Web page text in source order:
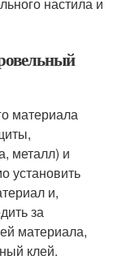
материала
металл) и
установить
и,
за
материала,
клей.